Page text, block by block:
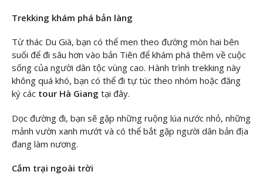
Trekking khám phá bản làng
Từ thác Du Già, bạn có thể men theo đường mòn hai bên
suối để đi sâu hơn vào bản Tiên để khám phá thêm về cuộc
sống của người dân tộc vùng cao. Hành trình trekking này
không quá khó, bạn có thể đi tự túc theo nhóm hoặc đăng
ký các tour Hà Giang tại đây.
Dọc đường đi, bạn sẽ gặp những ruộng lúa nước nhỏ, những
mảnh vườn xanh mướt và có thể bắt gặp người dân bản địa
đang làm nương.
Cắm trại ngoài trời